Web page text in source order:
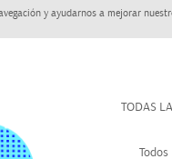
y ayudarnos a mejorar
TODAS